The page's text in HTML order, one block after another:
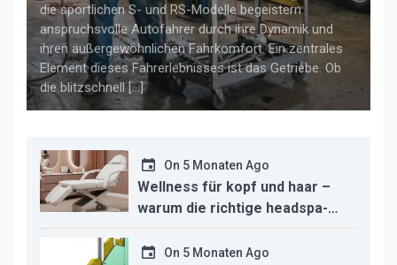
die sportlichen S- und RS-Modelle begeistern
anspruchsvolle Autofahrer durch ihre Dynamik und
ihren außergewöhnlichen Fahrkomfort. Ein zentrales
Element dieses Fahrerlebnisses ist das Getriebe. Ob
die blitzschnell […]
On 5 Monaten Ago
Wellness für kopf und haar –
warum die richtige headspa-
liege den unterschied für ihr
studio macht
On 5 Monaten Ago